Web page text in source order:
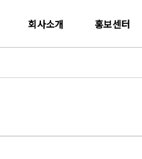
회사소개 홍보센터